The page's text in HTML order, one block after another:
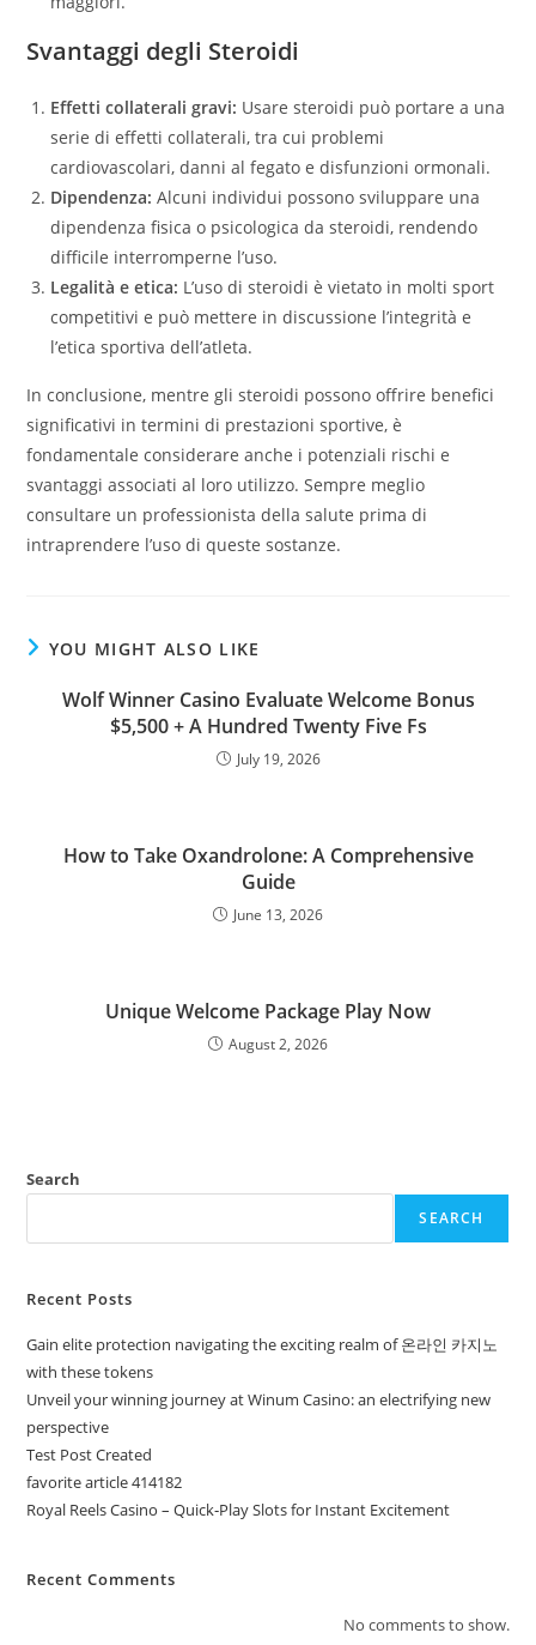
Svantaggi degli Steroidi
Effetti collaterali gravi: Usare steroidi può portare a una
serie di effetti collaterali, tra cui problemi
cardiovascolari, danni al fegato e disfunzioni ormonali.
Dipendenza: Alcuni individui possono sviluppare una
dipendenza fisica o psicologica da steroidi, rendendo
difficile interromperne l’uso.
Legalità e etica: L’uso di steroidi è vietato in molti sport
competitivi e può mettere in discussione l’integrità e
l’etica sportiva dell’atleta.
In conclusione, mentre gli steroidi possono offrire benefici
significativi in termini di prestazioni sportive, è
fondamentale considerare anche i potenziali rischi e
svantaggi associati al loro utilizzo. Sempre meglio
consultare un professionista della salute prima di
intraprendere l’uso di queste sostanze.
YOU MIGHT ALSO LIKE
Wolf Winner Casino Evaluate Welcome Bonus
$5,500 + A Hundred Twenty Five Fs
July 19, 2026
How to Take Oxandrolone: A Comprehensive
Guide
June 13, 2026
Unique Welcome Package Play Now
August 2, 2026
Search
SEARCH
Recent Posts
Gain elite protection navigating the exciting realm of 온라인 카지노
with these tokens
Unveil your winning journey at Winum Casino: an electrifying new
perspective
Test Post Created
favorite article 414182
Royal Reels Casino – Quick‑Play Slots for Instant Excitement
Recent Comments
No comments to show.